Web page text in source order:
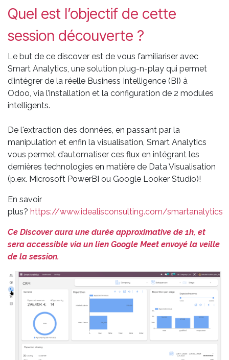
Quel est l’objectif de cette
session découverte ?
Le but de ce discover est de vous familiariser avec
Smart Analytics, une solution plug-n-play qui permet
d’intégrer de la réelle Business Intelligence (BI) à
Odoo, via l’installation et la configuration de 2 modules
intelligents.
De l'extraction des données, en passant par la
manipulation et enfin la visualisation, Smart Analytics
vous permet d’automatiser ces flux en intégrant les
dernières technologies en matière de Data Visualisation
(p.ex. Microsoft PowerBI ou Google Looker Studio)!
En savoir
plus? https://www.idealisconsulting.com/smartanalytics
Ce Discover aura une durée approximative de 1h, et
sera accessible via un lien Google Meet envoyé la veille
de la session.